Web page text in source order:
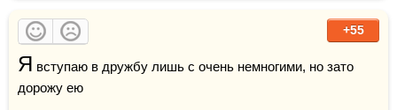
+55
Я вступаю в дружбу лишь с очень немногими, но зато
дорожу ею